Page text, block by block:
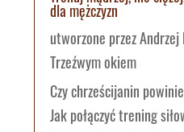
dla mężczyzn
utworzone przezAndrzej
Trzeźwym okiem
Czy chrześcijanin
Jak połączyć trening